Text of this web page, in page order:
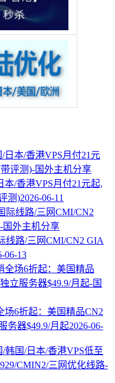
本/香港VPS月付21元起,
测)2026-06-11
线路/三网CMI/CN2 GIA
06-13
场6折起：美国精品CN2
务器$49.9/月起2026-06-